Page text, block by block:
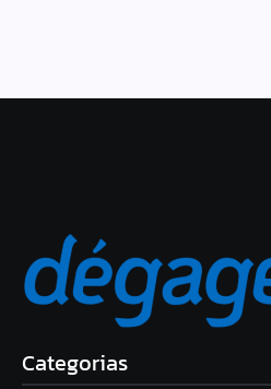
Categorias